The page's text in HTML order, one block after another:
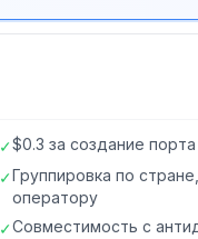
✓$0.3 за создание порта
✓Группировка по
оператору
✓Совместимость с